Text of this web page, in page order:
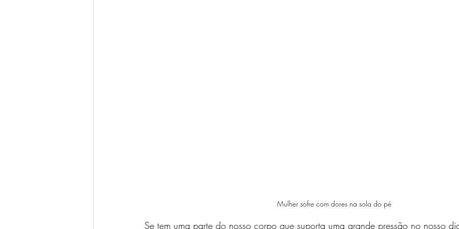
Mulher sofre com dores na sola do pé
Se tem uma parte do nosso corpo que suporta uma grande pressão no nosso